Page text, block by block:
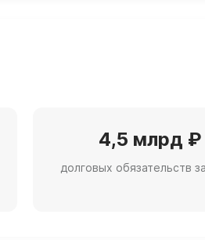
4,5 млрд ₽
долговых обязательств